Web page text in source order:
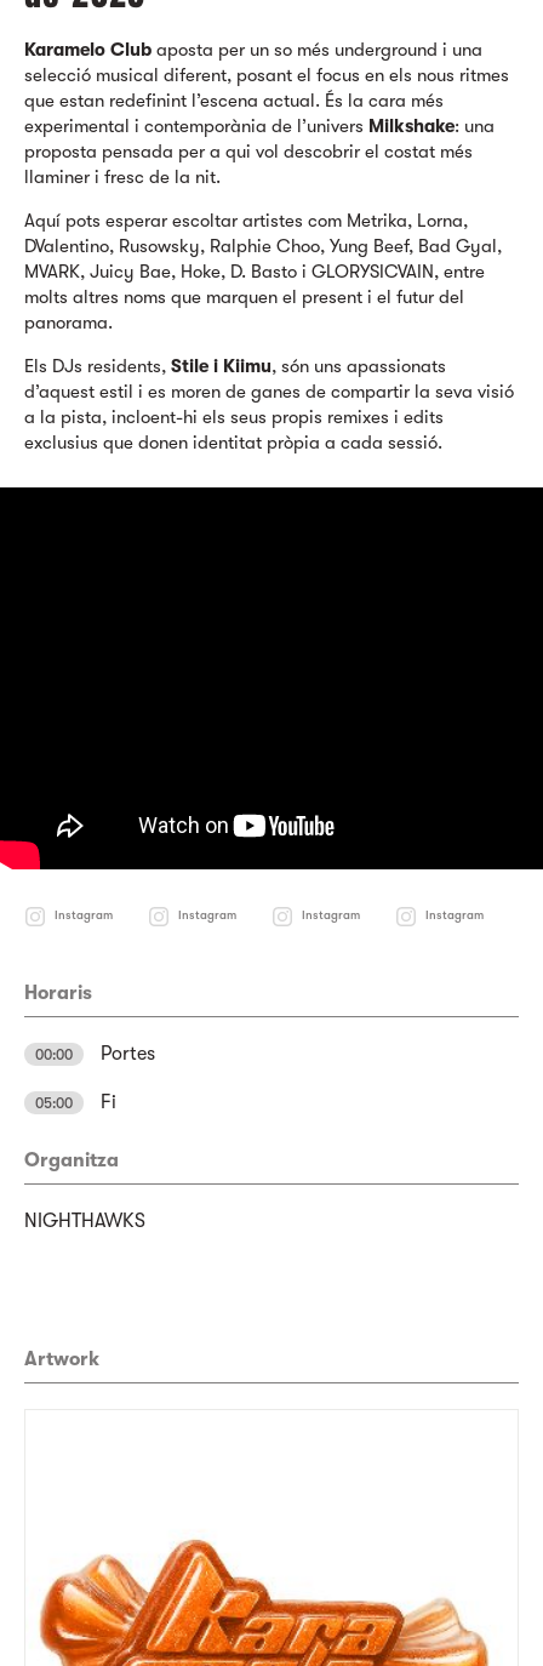
Karamelo Club aposta per un so més underground i una
selecció musical diferent, posant el focus en els nous ritmes
que estan redefinint l’escena actual. És la cara més
experimental i contemporània de l’univers Milkshake: una
proposta pensada per a qui vol descobrir el costat més
llaminer i fresc de la nit.
Aquí pots esperar escoltar artistes com Metrika, Lorna,
DValentino, Rusowsky, Ralphie Choo, Yung Beef, Bad Gyal,
MVARK, Juicy Bae, Hoke, D. Basto i GLORYSICVAIN, entre
molts altres noms que marquen el present i el futur del
panorama.
Els DJs residents, Stile i Kiimu, són uns apassionats
d’aquest estil i es moren de ganes de compartir la seva visió
a la pista, incloent-hi els seus propis remixes i edits
exclusius que donen identitat pròpia a cada sessió.
Instagram Instagram Instagram Instagram
Horaris
00:00 Portes
05:00 Fi
Organitza
NIGHTHAWKS
Artwork